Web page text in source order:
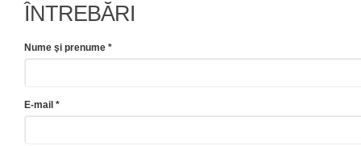
ÎNTREBĂRI
Nume şi prenume *
E-mail *